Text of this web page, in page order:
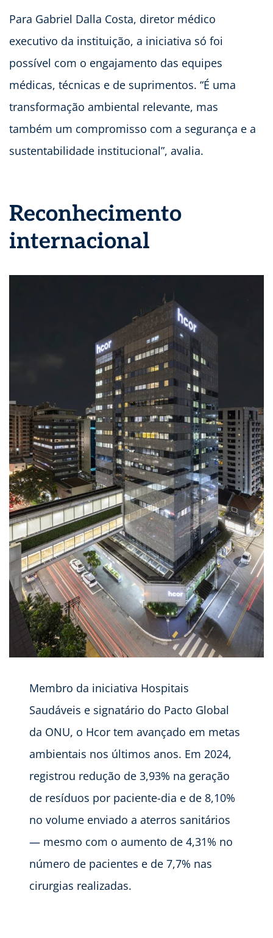
Para Gabriel Dalla Costa, diretor médico
executivo da instituição, a iniciativa só foi
possível com o engajamento das equipes
médicas, técnicas e de suprimentos. “É uma
transformação ambiental relevante, mas
também um compromisso com a segurança e a
sustentabilidade institucional”, avalia.
Reconhecimento
internacional
Membro da iniciativa Hospitais
Saudáveis e signatário do Pacto Global
da ONU, o Hcor tem avançado em metas
ambientais nos últimos anos. Em 2024,
registrou redução de 3,93% na geração
de resíduos por paciente-dia e de 8,10%
no volume enviado a aterros sanitários
— mesmo com o aumento de 4,31% no
número de pacientes e de 7,7% nas
cirurgias realizadas.